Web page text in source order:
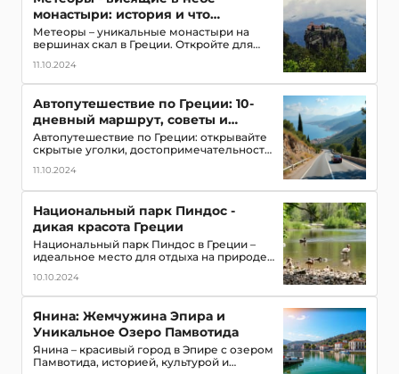
монастыри: история и что
посмотреть
Метеоры – уникальные монастыри на
вершинах скал в Греции. Откройте для
занесенное в список ЮНЕСКО
11.10.2024
Автопутешествие по Греции: 10-
дневный маршрут, советы и
скрытые достопримечательности
Автопутешествие по Греции: открывайте
скрытые уголки, достопримечательности
дней для незабываемого отдыха
11.10.2024
Национальный парк Пиндос -
дикая красота Греции
Национальный парк Пиндос в Греции –
идеальное место для отдыха на природе
захватывающими видами. Пешие походы,
реки, озера, скалолазание
10.10.2024
Янина: Жемчужина Эпира и
Уникальное Озеро Памвотида
Янина – красивый город в Эпире с озером
Памвотида, историей, культурой и